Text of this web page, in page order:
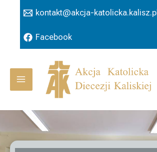
kontakt@akcja-katolicka.kalisz.pl
Facebook
Main
Menu